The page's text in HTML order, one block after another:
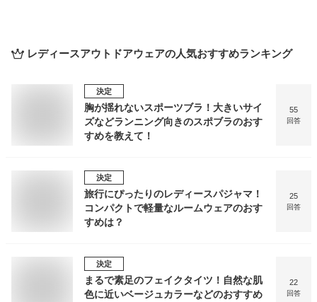
レディースアウトドアウェアの人気おすすめランキング
決定
胸が揺れないスポーツブラ！大きいサイ
ズなどランニング向きのスポブラのおす
すめを教えて！
55
回答
決定
旅行にぴったりのレディースパジャマ！
コンパクトで軽量なルームウェアのおす
すめは？
25
回答
決定
まるで素足のフェイクタイツ！自然な肌
色に近いベージュカラーなどのおすすめ
22
回答